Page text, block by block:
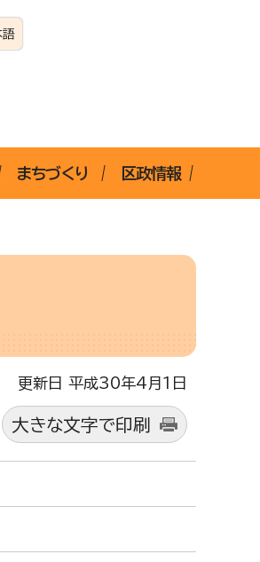
語
まちづくり 区政情報
更新日 平成30年4月1日
大きな文字で印刷